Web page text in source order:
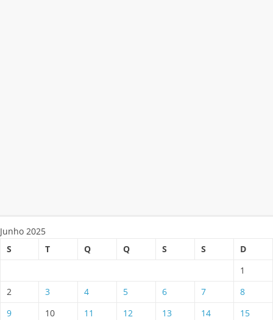
Junho 2025
S
T Q Q S S
D
1
2
3 4 5 6 7
8
9
10 11 12 13 14
15